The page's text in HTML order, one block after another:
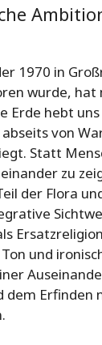
1970 in
wurde,
Erde hebt
von
Statt
zu
der Flora
und
dem Erfinden